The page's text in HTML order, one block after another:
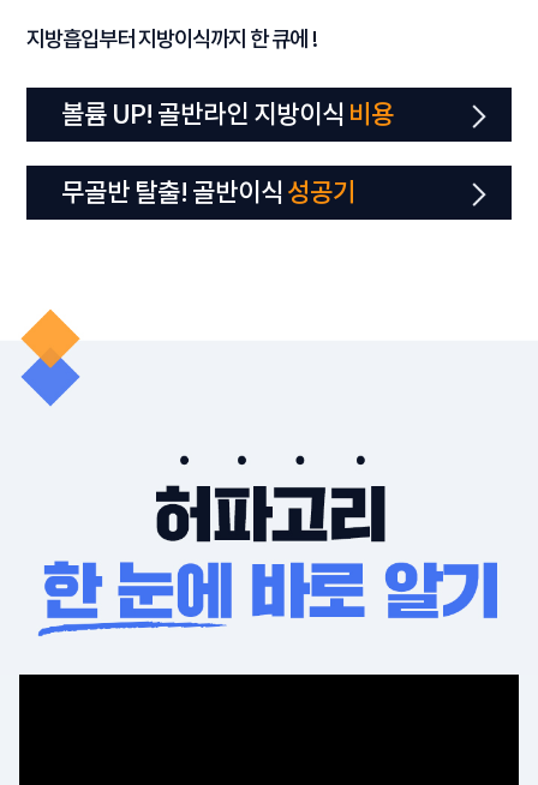
지방흡입부터 지방이식까지 한 큐에 !
볼륨 UP! 골반라인 지방이식 비용
무골반 탈출! 골반이식 성공기